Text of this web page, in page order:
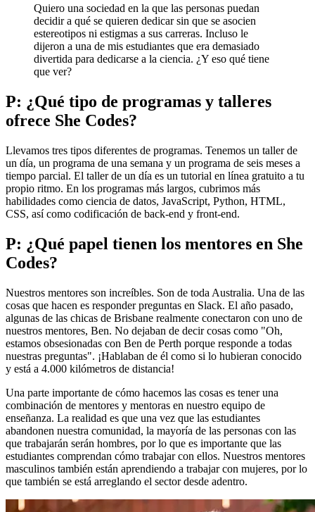
Quiero una sociedad en la que las personas puedan
decidir a qué se quieren dedicar sin que se asocien
estereotipos ni estigmas a sus carreras. Incluso le
dijeron a una de mis estudiantes que era demasiado
divertida para dedicarse a la ciencia. ¿Y eso qué tiene
que ver?
P: ¿Qué tipo de programas y talleres
ofrece She Codes?
Llevamos tres tipos diferentes de programas. Tenemos un taller de
un día, un programa de una semana y un programa de seis meses a
tiempo parcial. El taller de un día es un tutorial en línea gratuito a tu
propio ritmo. En los programas más largos, cubrimos más
habilidades como ciencia de datos, JavaScript, Python, HTML,
CSS, así como codificación de back-end y front-end.
P: ¿Qué papel tienen los mentores en She
Codes?
Nuestros mentores son increíbles. Son de toda Australia. Una de las
cosas que hacen es responder preguntas en Slack. El año pasado,
algunas de las chicas de Brisbane realmente conectaron con uno de
nuestros mentores, Ben. No dejaban de decir cosas como "Oh,
estamos obsesionadas con Ben de Perth porque responde a todas
nuestras preguntas". ¡Hablaban de él como si lo hubieran conocido
y está a 4.000 kilómetros de distancia!
Una parte importante de cómo hacemos las cosas es tener una
combinación de mentores y mentoras en nuestro equipo de
enseñanza. La realidad es que una vez que las estudiantes
abandonen nuestra comunidad, la mayoría de las personas con las
que trabajarán serán hombres, por lo que es importante que las
estudiantes comprendan cómo trabajar con ellos. Nuestros mentores
masculinos también están aprendiendo a trabajar con mujeres, por lo
que también se está arreglando el sector desde adentro.